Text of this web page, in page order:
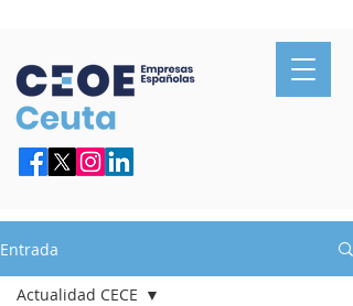
Entrada
Actualidad CECE